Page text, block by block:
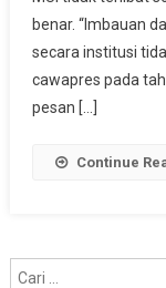
benar. “Imbauan
secara institusi
cawapres pada
pesan […]
Continue